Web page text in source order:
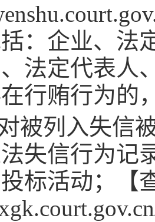
：企业、法
法定代表人
行贿行为的
被列入失信
失信行为记
标活动；【